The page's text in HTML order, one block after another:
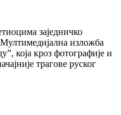
заједничко
изложба
која кроз фотографије и
трагове руског